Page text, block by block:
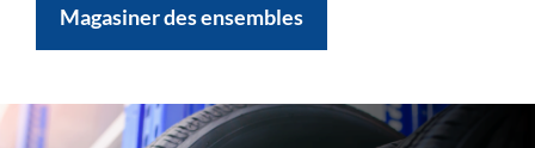
Magasiner des ensembles